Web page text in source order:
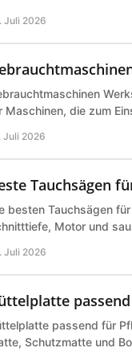
Juli 2026
Maschinen, die zum
Juli 2026
Tauchsägen
besten Tauchsägen
Motor und
Juli 2026
passend für
Schutzmatte und